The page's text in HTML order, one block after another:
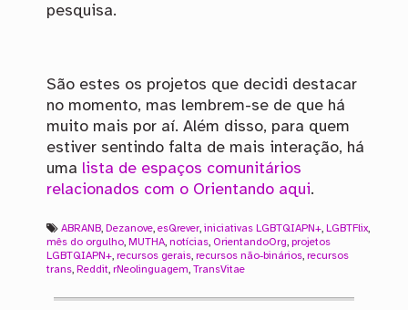
pesquisa.
São estes os projetos que decidi destacar
no momento, mas lembrem-se de que há
muito mais por aí. Além disso, para quem
estiver sentindo falta de mais interação, há
uma lista de espaços comunitários
relacionados com o Orientando aqui.
ABRANB, Dezanove, esQrever, iniciativas LGBTQIAPN+, LGBTFlix,
mês do orgulho, MUTHA, notícias, OrientandoOrg, projetos
LGBTQIAPN+, recursos gerais, recursos não-binários, recursos
trans, Reddit, rNeolinguagem, TransVitae